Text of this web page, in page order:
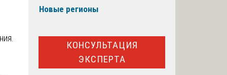
Новые регионы
КОНСУЛЬТАЦИЯ
ЭКСПЕРТА